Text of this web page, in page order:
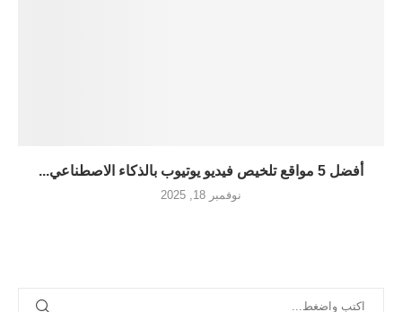
أفضل 5 مواقع تلخيص فيديو يوتيوب بالذكاء الاصطناعي...
نوفمبر 18, 2025